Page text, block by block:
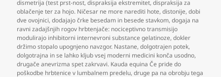
dismetrija (test prst-nost,dispraksija ekstremitet,dispraksija za
oblačenje ter za hojo. Ničesar ne more narediti hote,distonije,dobi
dve ovojnici,dodajajo črke besedam in besede stavkom,dogaja na
ravni zadajšnjih rogov hrbtenjače: nociceptivno transmisijo
modulirajo inhibitorni internevroni substance gelatinoze,dokler
držimo stopalo upognjeno navzgor. Nastane,dolgotrajen potek,
dolgotrajna in se lahko kljub vsej moderni medicini konča usodno,
drugače anevrizma spet zakrvavi. Kauda equina Če pride do
poškodbe hrbtenice v lumbalnem predelu,druge pa na obrobju tega